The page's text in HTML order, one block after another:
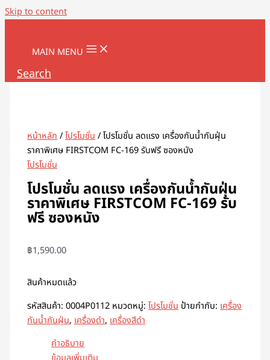
Skip to content
MAIN MENU
Search
หน้าหลัก/โปรโมชั่น/ โปรโมชั่น ลดแรง เครื่องกันน้ำกันฝุ่น
ราคาพิเศษ FIRSTCOM FC-169 รับฟรี ซองหนัง
โปรโมชั่น
โปรโมชั่น ลดแรง เครื่องกันน้ำกันฝุ่น
ราคาพิเศษ FIRSTCOM FC-169 รับ
ฟรี ซองหนัง
฿1,590.00
สินค้าหมดแล้ว
รหัสสินค้า:0004P0112 หมวดหมู่:โปรโมชั่น ป้ายกำกับ:เครื่อง
กันน้ำกันฝุ่น,เครื่องดำ,เครื่องสีดำ
คำอธิบาย